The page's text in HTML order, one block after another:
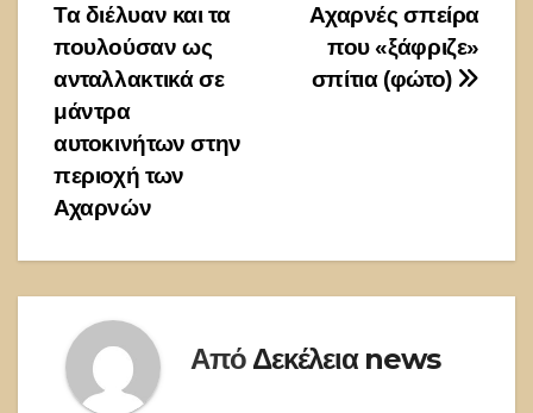
Αχαρνές σπείρα
που «ξάφριζε»
σπίτια (φώτο)
Τα διέλυαν και τα
πουλούσαν ως
ανταλλακτικά σε
μάντρα
αυτοκινήτων στην
περιοχή των
Αχαρνών
Από Δεκέλεια news